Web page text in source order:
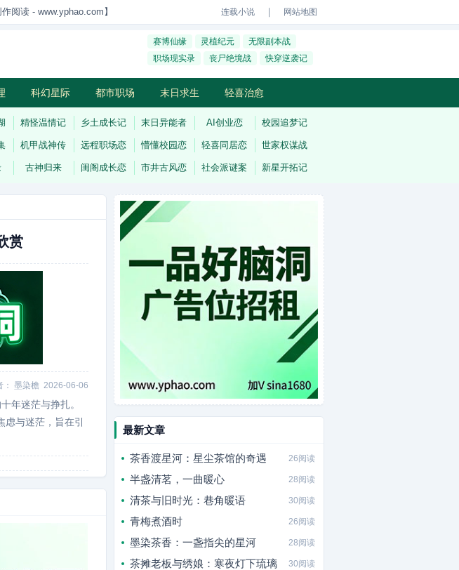
阅读 - www.yphao.com】 连载小说 ｜ 网站地图
赛博仙缘 灵植纪元
无限副本战
职场现实录
丧尸绝境战 快穿逆袭记
科幻星际 都市职场 末日求生 轻喜治愈
精怪温情记 乡土成长记 末日异能者 AI创业恋 校园追梦记
机甲战神传 远程职场恋 懵懂校园恋 轻喜同居恋 世家权谋战
古神归来 闺阁成长恋 市井古风恋 社会派谜案 新星开拓记
赏
： 墨染檐 2026-06-06
年迷茫与挣扎。
与迷茫，旨在引
最新文章
茶香渡星河：星尘茶馆的奇遇 26阅读
半盏清茗，一曲暖心 28阅读
清茶与旧时光：巷角暖语 30阅读
青梅煮酒时 26阅读
墨染茶香：一盏指尖的星河 28阅读
茶摊老板与绣娘：寒夜灯下琉璃 30阅读